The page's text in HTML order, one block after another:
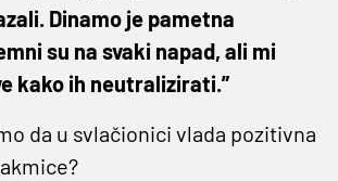
Dinamo je pametna
su na svaki napad, ali mi
kako ih neutralizirati.”
da u svlačionici vlada pozitivna